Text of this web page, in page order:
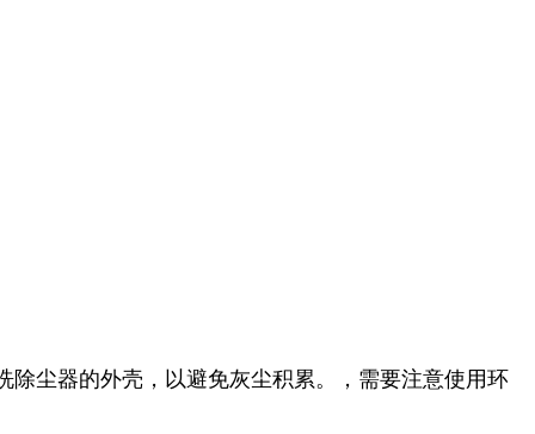
尘器的外壳，以避免灰尘积累。，需要注意使用环